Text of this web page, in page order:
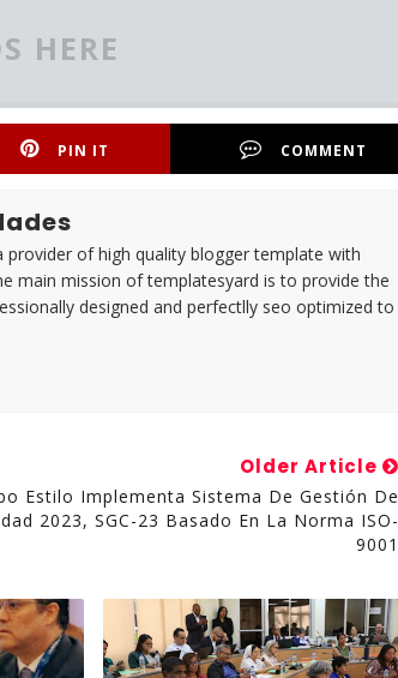
HERE
PIN IT COMMENT
of high quality blogger template with
main mission of templatesyard is to provide the
designed and perfectlly seo optimized to
Older Article
Estilo Implementa Sistema De Gestión De
2023, SGC-23 Basado En La Norma ISO-
9001